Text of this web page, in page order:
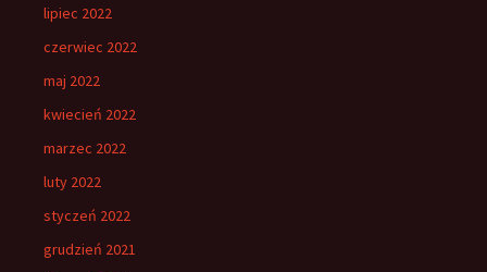
lipiec 2022
czerwiec 2022
maj 2022
kwiecień 2022
marzec 2022
luty 2022
styczeń 2022
grudzień 2021